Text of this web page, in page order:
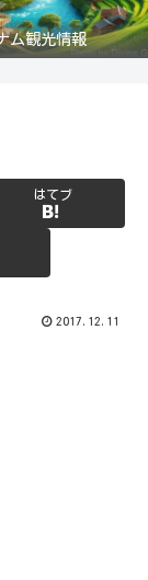
ム観光情報
はてブ
2017.12.11